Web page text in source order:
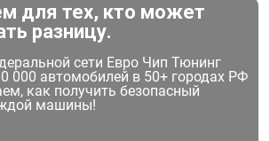
для тех, кто может
разницу.
сети Евро Чип Тюнинг
000 автомобилей в 50+ городах РФ
как получить безопасный
машины!